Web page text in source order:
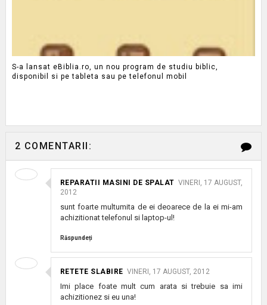
S-a lansat eBiblia.ro, un nou program de studiu biblic,
disponibil si pe tableta sau pe telefonul mobil
2 COMENTARII:
REPARATII MASINI DE SPALAT VINERI, 17 AUGUST,
2012
sunt foarte multumita de ei deoarece de la ei mi-am
achizitionat telefonul si laptop-ul!
Răspundeți
RETETE SLABIRE VINERI, 17 AUGUST, 2012
Imi place foate mult cum arata si trebuie sa imi
achizitionez si eu una!